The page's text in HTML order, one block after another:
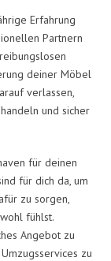
Erfahrung
Partnern
deiner Möbel
verlassen,
und sicher
für deinen
für dich da, um
zu sorgen,
fühlst.
Angebot zu
zu